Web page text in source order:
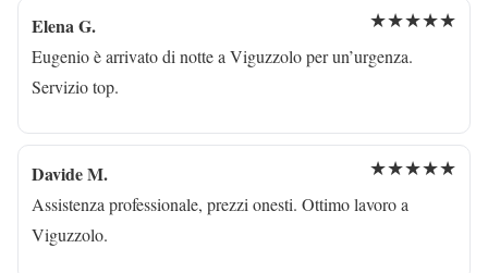
Elena G. ★★★★★
Eugenio è arrivato di notte a Viguzzolo per un’urgenza.
Servizio top.
Davide M. ★★★★★
Assistenza professionale, prezzi onesti. Ottimo lavoro a
Viguzzolo.